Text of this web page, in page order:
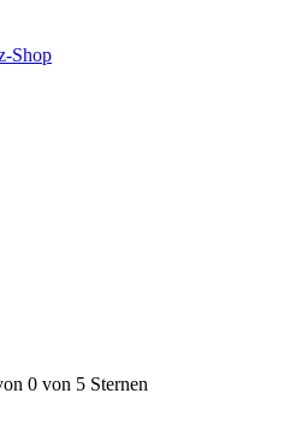
Shop
0 von 5 Sternen